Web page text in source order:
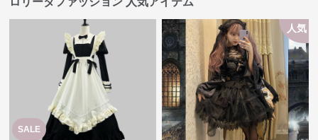
SALE
人気